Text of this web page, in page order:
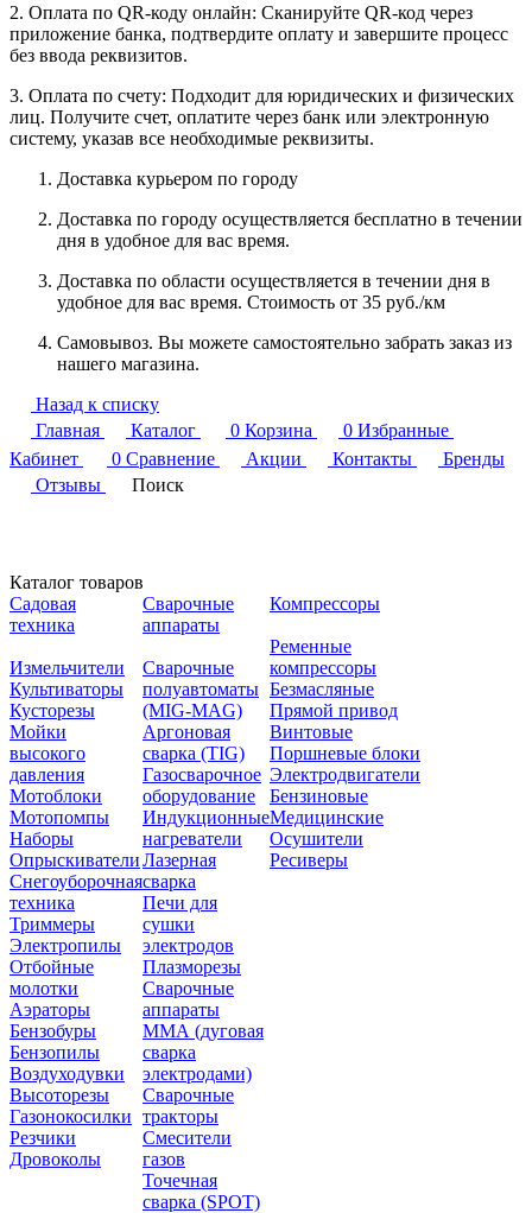
2. Оплата по QR-коду онлайн: Сканируйте QR-код через
приложение банка, подтвердите оплату и завершите процесс
без ввода реквизитов.
3. Оплата по счету: Подходит для юридических и физических
лиц. Получите счет, оплатите через банк или электронную
систему, указав все необходимые реквизиты.
Доставка курьером по городу
Доставка по городу осуществляется бесплатно в течении
дня в удобное для вас время.
Доставка по области осуществляется в течении дня в
удобное для вас время. Стоимость от 35 руб./км
Самовывоз. Вы можете самостоятельно забрать заказ из
нашего магазина.
Назад к списку
Главная
Каталог 0 Корзина 0 Избранные
Кабинет
0 Сравнение Акции Контакты
Бренды
Отзывы
Поиск
Каталог товаров
Садовая
техника
Измельчители
Культиваторы
Кусторезы
Мойки
высокого
давления
Мотоблоки
Мотопомпы
Наборы
Опрыскиватели
Снегоуборочная
техника
Триммеры
Электропилы
Отбойные
молотки
Аэраторы
Бензобуры
Бензопилы
Воздуходувки
Высоторезы
Газонокосилки
Резчики
Дровоколы
Сварочные
аппараты
Сварочные
полуавтоматы
(MIG-MAG)
Аргоновая
сварка (TIG)
Газосварочное
оборудование
Индукционные
нагреватели
Лазерная
сварка
Печи для
сушки
электродов
Плазморезы
Сварочные
аппараты
ММА (дуговая
сварка
электродами)
Сварочные
тракторы
Смесители
газов
Точечная
сварка (SPOT)
Компрессоры
Ременные
компрессоры
Безмасляные
Прямой привод
Винтовые
Поршневые блоки
Электродвигатели
Бензиновые
Медицинские
Осушители
Ресиверы